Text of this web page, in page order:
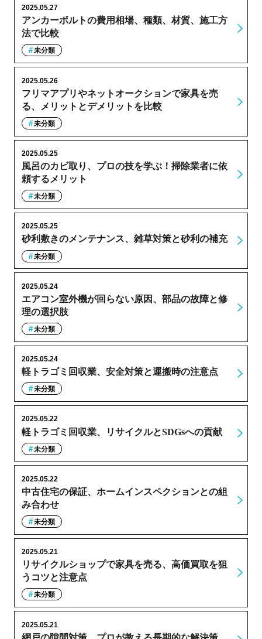
アンカーボルトの費用相場、種類、材質、施工方
法で比較
2025.05.27
未分類
フリマアプリやネットオークションで家具を売
る、メリットとデメリットを比較
2025.05.26
未分類
風呂のカビ取り、プロの技を学ぶ！掃除業者に依
頼するメリット
2025.05.25
未分類
砂利敷きのメンテナンス、雑草対策と砂利の補充
2025.05.25
未分類
エアコン室外機が回らない原因、部品の故障と修
理の選択肢
2025.05.24
未分類
軽トラゴミ回収業、安全対策と運搬時の注意点
2025.05.24
未分類
軽トラゴミ回収業、リサイクルとSDGsへの貢献
2025.05.22
未分類
中古住宅の保証、ホームインスペクションとの組
み合わせ
2025.05.22
未分類
リサイクルショップで家具を売る、高価買取を狙
うコツと注意点
2025.05.21
未分類
2025.05.21